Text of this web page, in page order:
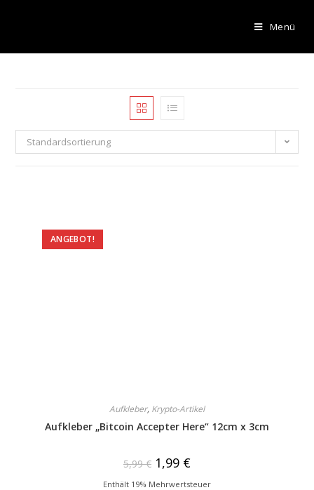
Menü
Standardsortierung
ANGEBOT!
Aufkleber, Krypto-Artikel
Aufkleber „Bitcoin Accepter Here“ 12cm x 3cm
5,99€ 1,99 €
Enthält 19% Mehrwertsteuer